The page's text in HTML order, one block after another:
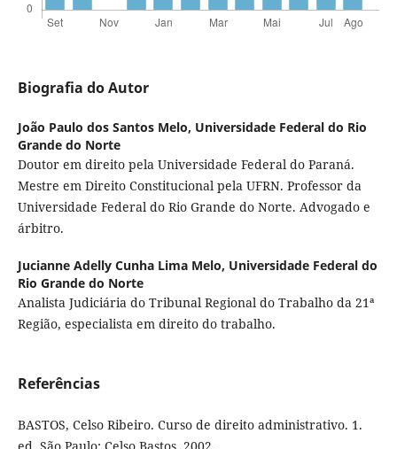
Biografia do Autor
João Paulo dos Santos Melo, Universidade Federal do Rio
Grande do Norte
Doutor em direito pela Universidade Federal do Paraná.
Mestre em Direito Constitucional pela UFRN. Professor da
Universidade Federal do Rio Grande do Norte. Advogado e
árbitro.
Jucianne Adelly Cunha Lima Melo, Universidade Federal do
Rio Grande do Norte
Analista Judiciária do Tribunal Regional do Trabalho da 21ª
Região, especialista em direito do trabalho.
Referências
BASTOS, Celso Ribeiro. Curso de direito administrativo. 1.